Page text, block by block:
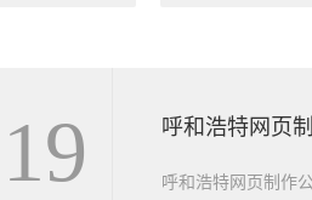
19
呼和浩特网页制作